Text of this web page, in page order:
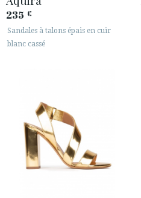
235 €
Sandales à talons épais en cuir
blanc cassé